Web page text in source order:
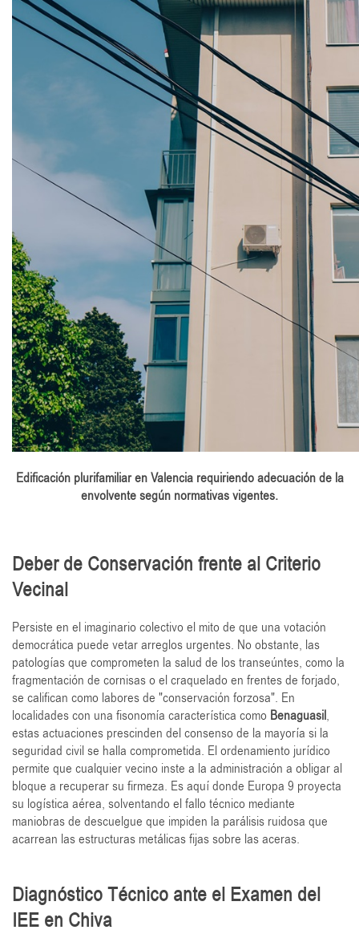
Edificación plurifamiliar en Valencia requiriendo adecuación de la
envolvente según normativas vigentes.
Deber de Conservación frente al Criterio
Vecinal
Persiste en el imaginario colectivo el mito de que una votación
democrática puede vetar arreglos urgentes. No obstante, las
patologías que comprometen la salud de los transeúntes, como la
fragmentación de cornisas o el craquelado en frentes de forjado,
se califican como labores de "conservación forzosa". En
localidades con una fisonomía característica como Benaguasil,
estas actuaciones prescinden del consenso de la mayoría si la
seguridad civil se halla comprometida. El ordenamiento jurídico
permite que cualquier vecino inste a la administración a obligar al
bloque a recuperar su firmeza. Es aquí donde Europa 9 proyecta
su logística aérea, solventando el fallo técnico mediante
maniobras de descuelgue que impiden la parálisis ruidosa que
acarrean las estructuras metálicas fijas sobre las aceras.
Diagnóstico Técnico ante el Examen del
IEE en Chiva